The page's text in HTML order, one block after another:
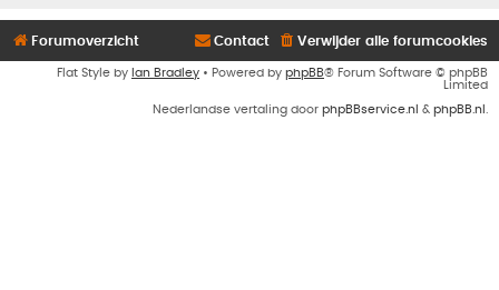
Forumoverzicht Verwijder alle forumcookies
Contact
Flat Style by Ian Bradley • Powered by phpBB® Forum Software © phpBB
Limited
Nederlandse vertaling door phpBBservice.nl & phpBB.nl